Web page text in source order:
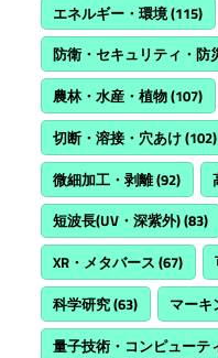
エネルギー・環境(115)
防衛・セキュリティ・防
農林・水産・植物(107)
切断・溶接・穴あけ(102)
微細加工・剥離(92)
短波長(UV・深紫外)(83)
XR・メタバース (67)
科学研究(63) マーキ
量子技術・コンピューテ